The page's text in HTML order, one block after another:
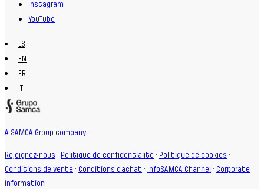
Instagram
YouTube
ES
EN
FR
A SAMCA Group company
Rejoignez-nous · Politique de confidentialité · Politique de cookies ·
Conditions de vente · Conditions d'achat · InfoSAMCA Channel · Corporate
information